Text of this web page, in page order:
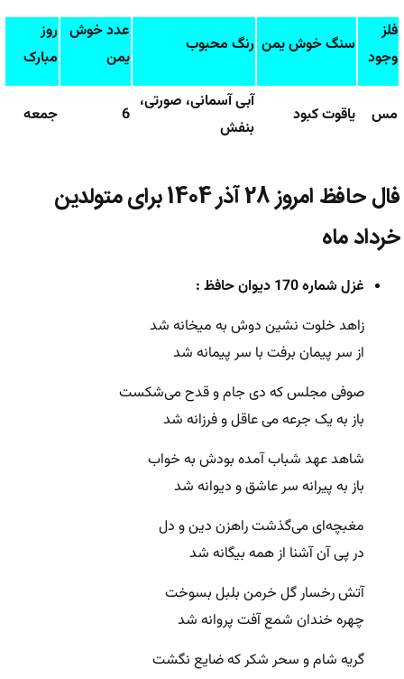
فلز
وجود
سنگ خوش یمن رنگ محبوب
عدد خوش
یمن
روز
مبارک
مس یاقوت کبود
آبی آسمانی، صورتی،
بنفش
6 جمعه
فال حافظ امروز28 آذر 1404
برای متولدین
خرداد ماه
غزل شماره 170 دیوان حافظ :
زاهد خلوت نشین دوش به میخانه شد
از سر پیمان برفت با سر پیمانه شد
صوفی مجلس که دی جام و قدح می‌شکست
باز به یک جرعه می عاقل و فرزانه شد
شاهد عهد شباب آمده بودش به خواب
باز به پیرانه سر عاشق و دیوانه شد
مغبچه‌ای می‌گذشت راهزن دین و دل
در پی آن آشنا از همه بیگانه شد
آتش رخسار گل خرمن بلبل بسوخت
چهره خندان شمع آفت پروانه شد
گریه شام و سحر شکر که ضایع نگشت